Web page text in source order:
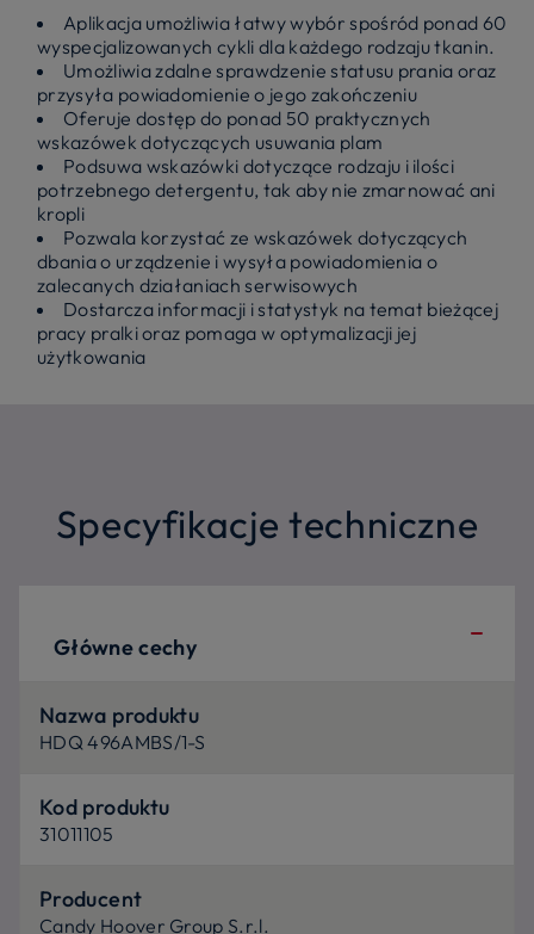
Aplikacja umożliwia łatwy wybór spośród ponad 60
wyspecjalizowanych cykli dla każdego rodzaju tkanin.
Umożliwia zdalne sprawdzenie statusu prania oraz
przysyła powiadomienie o jego zakończeniu
Oferuje dostęp do ponad 50 praktycznych
wskazówek dotyczących usuwania plam
Podsuwa wskazówki dotyczące rodzaju i ilości
potrzebnego detergentu, tak aby nie zmarnować ani
kropli
Pozwala korzystać ze wskazówek dotyczących
dbania o urządzenie i wysyła powiadomienia o
zalecanych działaniach serwisowych
Dostarcza informacji i statystyk na temat bieżącej
pracy pralki oraz pomaga w optymalizacji jej
użytkowania
Specyfikacje techniczne
Główne cechy
Nazwa produktu
HDQ 496AMBS/1-S
Kod produktu
31011105
Producent
Candy Hoover Group S.r.l.